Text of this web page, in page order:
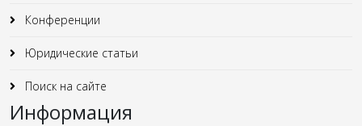
Конференции
Юридические статьи
Поиск на сайте
Информация